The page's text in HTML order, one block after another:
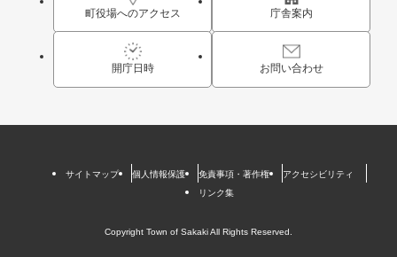
町役場へのアクセス 庁舎案内
開庁日時 お問い合わせ
サイトマップ 個人情報保護 免責事項・著作権
アクセシビリティ
リンク集
Copyright Town of Sakaki All Rights Reserved.